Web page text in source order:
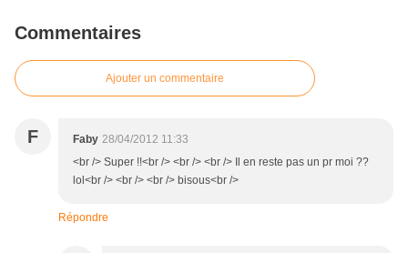
Commentaires
Ajouter un commentaire
F Faby 28/04/2012 11:33
<br /> Super !!<br /> <br /> <br /> Il en reste pas un pr moi ??
lol<br /> <br /> <br /> bisous<br />
Répondre